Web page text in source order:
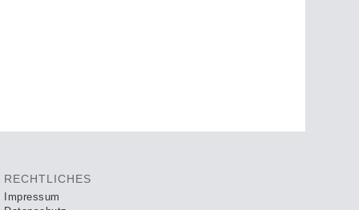
RECHTLICHES
Impressum